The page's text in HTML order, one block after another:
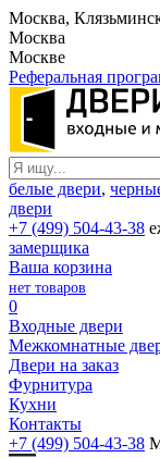
Москва,
Москва
Москве
Реферальная
белые двери,
двери
+7 (499) 504-43-38
замерщика
Ваша корзина
нет товаров
0
Входные двери
Межкомнатные
Двери на заказ
Фурнитура
Кухни
Контакты
+7 (499) 504-43-38